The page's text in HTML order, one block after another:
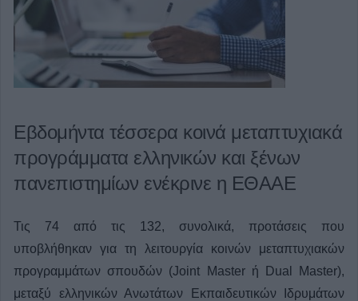
Εβδομήντα τέσσερα κοινά μεταπτυχιακά
προγράμματα ελληνικών και ξένων
πανεπιστημίων ενέκρινε η ΕΘΑΑΕ
Τις 74 από τις 132, συνολικά, προτάσεις που
υποβλήθηκαν για τη λειτουργία κοινών μεταπτυχιακών
προγραμμάτων σπουδών (Joint Master ή Dual Master),
μεταξύ ελληνικών Ανωτάτων Εκπαιδευτικών Ιδρυμάτων